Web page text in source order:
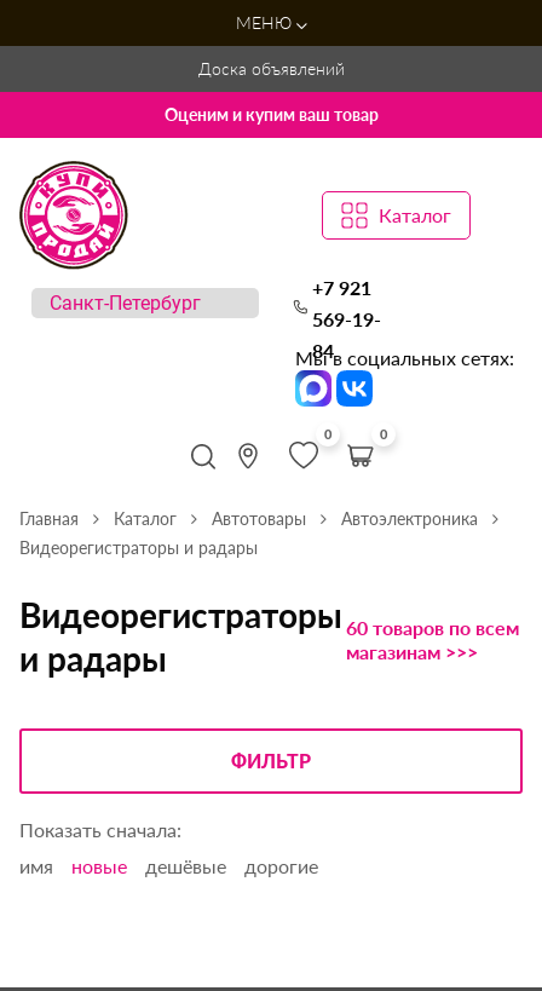
МЕНЮ
Доска объявлений
Оценим и купим ваш товар
Каталог
+7 921
569-19-
84
Мы в социальных сетях:
0 0
Главная Каталог Автотовары
Автоэлектроника
Видеорегистраторы и радары
Видеорегистраторы
и радары
60 товаров по всем
магазинам >>>
ФИЛЬТР
Показать сначала:
имя
новые дешёвые дорогие